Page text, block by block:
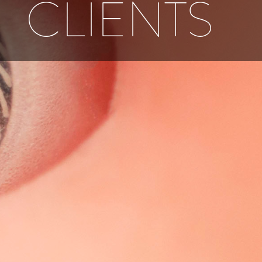
CLIENTS